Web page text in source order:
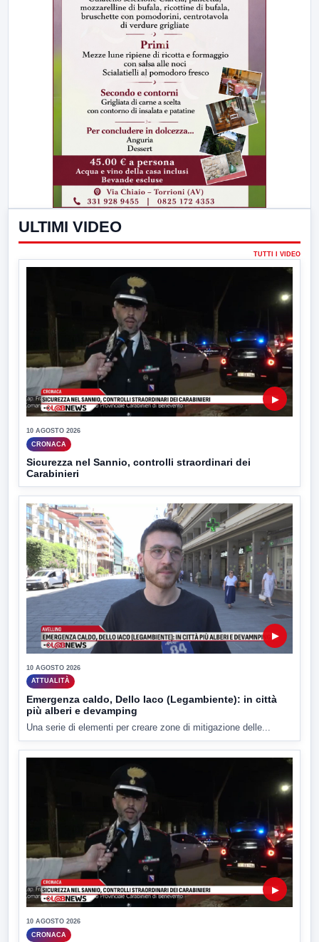
ULTIMI VIDEO
TUTTI I VIDEO
▶
10 AGOSTO 2026
CRONACA
Sicurezza nel Sannio, controlli straordinari dei
Carabinieri
▶
10 AGOSTO 2026
ATTUALITÀ
Emergenza caldo, Dello Iaco (Legambiente): in città
più alberi e devamping
Una serie di elementi per creare zone di mitigazione delle...
▶
10 AGOSTO 2026
CRONACA